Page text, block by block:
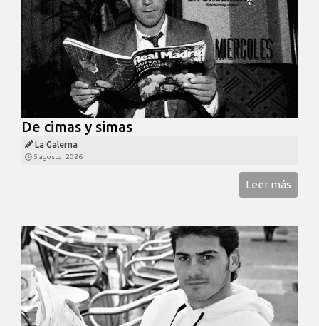
De cimas y simas
La Galerna
5 agosto, 2026
Leer más